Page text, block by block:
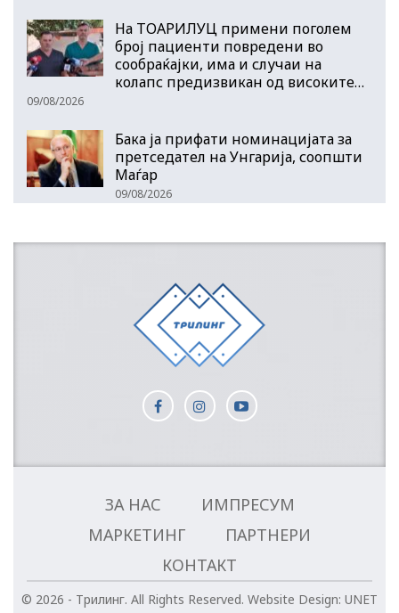
На ТОАРИЛУЦ примени поголем
број пациенти повредени во
сообраќајки, има и случаи на
колапс предизвикан од високите…
09/08/2026
Бака ја прифати номинацијата за
претседател на Унгарија, соопшти
Маѓар
09/08/2026
ЗА НАС
ИМПРЕСУМ
МАРКЕТИНГ
ПАРТНЕРИ
КОНТАКТ
© 2026 - Трилинг. All Rights Reserved. Website Design: UNET